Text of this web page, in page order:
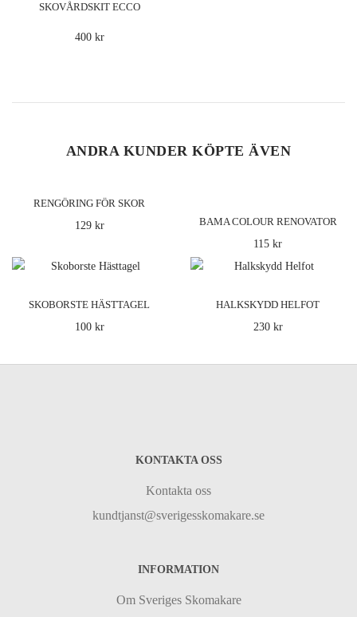
SKOVÅRDSKIT ECCO
400 kr
ANDRA KUNDER KÖPTE ÄVEN
RENGÖRING FÖR SKOR
129 kr
BAMA COLOUR RENOVATOR
(FÄRGSPRAY)
115 kr
SKOBORSTE HÄSTTAGEL
100 kr
HALKSKYDD HELFOT
230 kr
KONTAKTA OSS
Kontakta oss
kundtjanst@sverigesskomakare.se
INFORMATION
Om Sveriges Skomakare